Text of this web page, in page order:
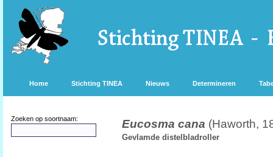
Home Stichting TINEA Nieuws Determineren
Zoeken op soortnaam: Eucosma cana (Haworth,
Gevlamde distelbladroller